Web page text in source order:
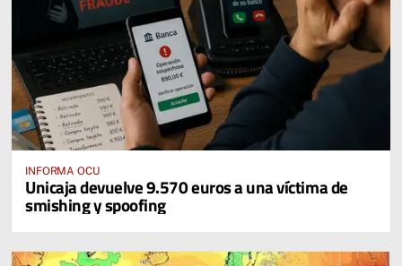
INFORMA OCU
Unicaja devuelve 9.570 euros a una víctima de
smishing y spoofing